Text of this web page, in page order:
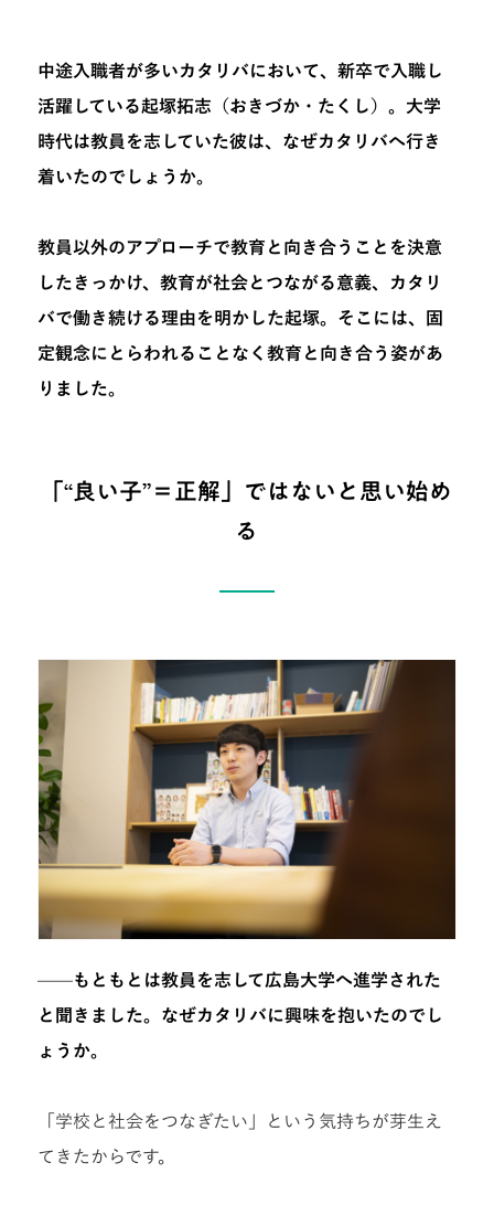
中途入職者が多いカタリバにおいて、新卒で入職し
活躍している起塚拓志（おきづか・たくし）。大学
時代は教員を志していた彼は、なぜカタリバへ行き
着いたのでしょうか。
教員以外のアプローチで教育と向き合うことを決意
したきっかけ、教育が社会とつながる意義、カタリ
バで働き続ける理由を明かした起塚。そこには、固
定観念にとらわれることなく教育と向き合う姿があ
りました。
「“良い子”＝正解」ではないと思い始め
る
——もともとは教員を志して広島大学へ進学された
と聞きました。なぜカタリバに興味を抱いたのでし
ょうか。
「学校と社会をつなぎたい」という気持ちが芽生え
てきたからです。